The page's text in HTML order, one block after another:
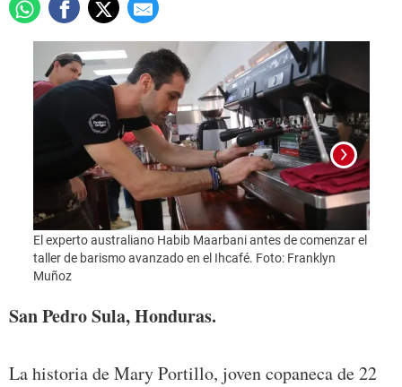
El experto australiano Habib Maarbani antes de comenzar el
taller de barismo avanzado en el Ihcafé. Foto: Franklyn
Muñoz
San Pedro Sula, Honduras.
La historia de Mary Portillo, joven copaneca de 22